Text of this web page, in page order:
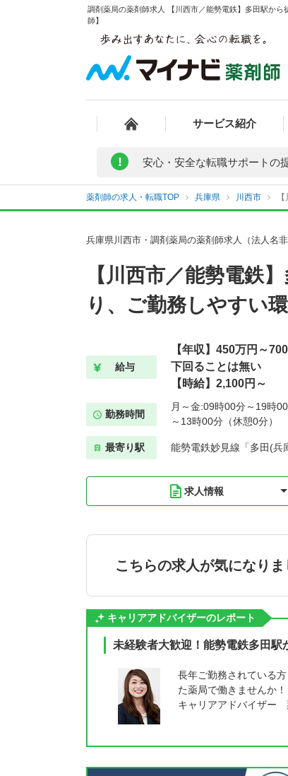
調剤薬局の薬剤師求人 【川西市／能勢電鉄】多田駅か
師】
サービス紹介
! 安心・安全な転職サポートの
薬剤師の求人・転職TOP 兵庫県 川西市
兵庫県川西市・調剤薬局の薬剤師求人（法人名非
【川西市／能勢電鉄
り、ご勤務しやすい
給与
【年収】450万円～
下回ることは無い
【時給】2,100円～
勤務時間
月～金:09時00分～19時
～13時00分（休憩0分）
最寄り駅 能勢電鉄妙見線「多田(兵
求人情報
こちらの求人が気になりま
キャリアアドバイザーのレポート
未経験者大歓迎！能勢電鉄多田駅
長年ご勤務されている
た薬局で働きませんか！
キャリアアドバイザー